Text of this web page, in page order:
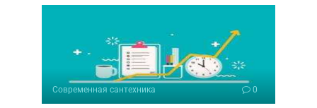
Современная сантехника 0